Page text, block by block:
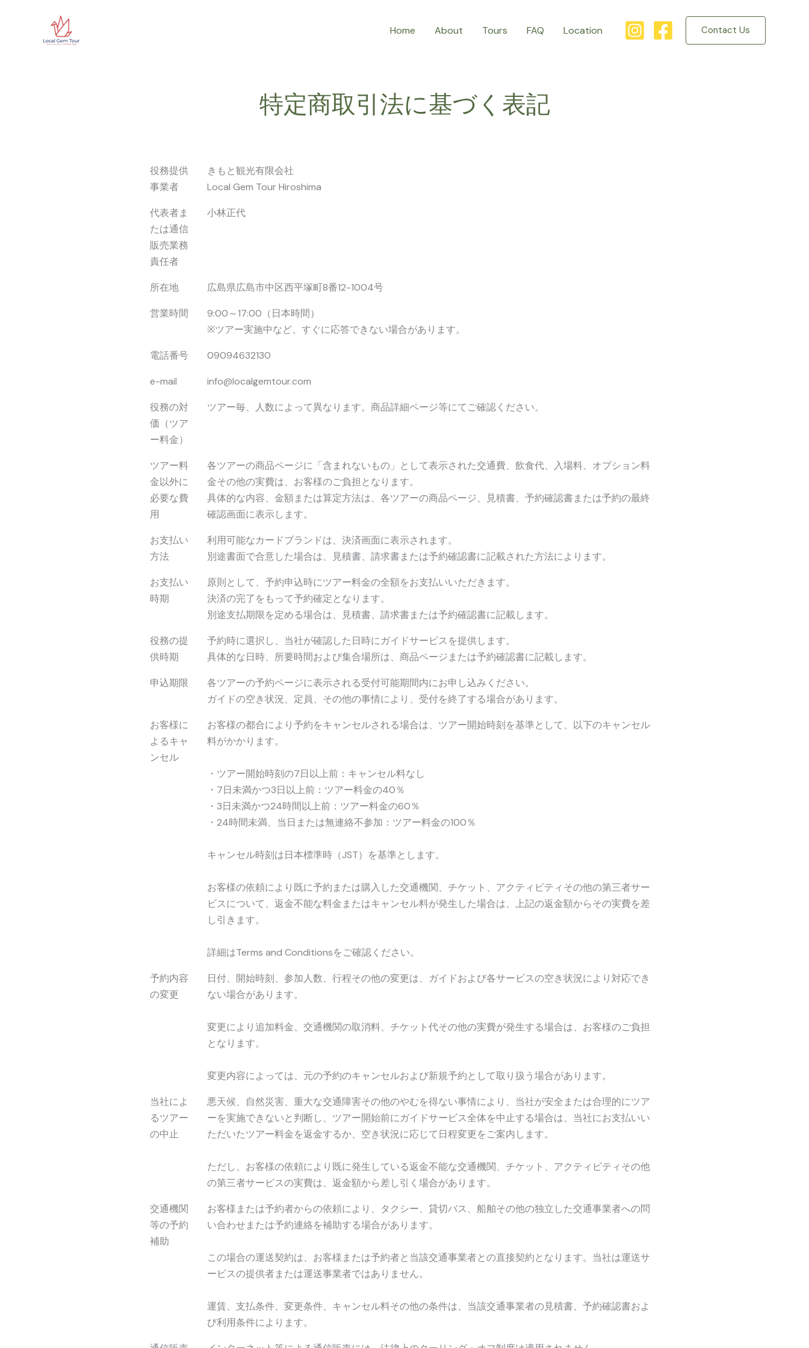
Home About Tours FAQ Location Contact Us
特定商取引法に基づく表記
役務提供
事業者
きもと観光有限会社
Local Gem Tour Hiroshima
代表者ま
たは通信
販売業務
責任者
小林正代
所在地 広島県広島市中区西平塚町8番12-1004号
営業時間
9:00～17:00（日本時間）
※ツアー実施中など、すぐに応答できない場合があります。
電話番号 09094632130
e-mail info@localgemtour.com
役務の対
価（ツア
ー料金）
ツアー毎、人数によって異なります。商品詳細ページ等にてご確認ください。
ツアー料
金以外に
必要な費
用
各ツアーの商品ページに「含まれないもの」として表示された交通費、飲食代、入場料、オプション料
金その他の実費は、お客様のご負担となります。
具体的な内容、金額または算定方法は、各ツアーの商品ページ、見積書、予約確認書または予約の最終
確認画面に表示します。
お支払い
方法
利用可能なカードブランドは、決済画面に表示されます。
別途書面で合意した場合は、見積書、請求書または予約確認書に記載された方法によります。
お支払い
時期
原則として、予約申込時にツアー料金の全額をお支払いいただきます。
決済の完了をもって予約確定となります。
別途支払期限を定める場合は、見積書、請求書または予約確認書に記載します。
役務の提
供時期
予約時に選択し、当社が確認した日時にガイドサービスを提供します。
具体的な日時、所要時間および集合場所は、商品ページまたは予約確認書に記載します。
申込期限
各ツアーの予約ページに表示される受付可能期間内にお申し込みください。
ガイドの空き状況、定員、その他の事情により、受付を終了する場合があります。
お客様に
よるキャ
ンセル
お客様の都合により予約をキャンセルされる場合は、ツアー開始時刻を基準として、以下のキャンセル
料がかかります。
・ツアー開始時刻の7日以上前：キャンセル料なし
・7日未満かつ3日以上前：ツアー料金の40％
・3日未満かつ24時間以上前：ツアー料金の60％
・24時間未満、当日または無連絡不参加：ツアー料金の100％
キャンセル時刻は日本標準時（JST）を基準とします。
お客様の依頼により既に予約または購入した交通機関、チケット、アクティビティその他の第三者サー
ビスについて、返金不能な料金またはキャンセル料が発生した場合は、上記の返金額からその実費を差
し引きます。
詳細はTerms and Conditionsをご確認ください。
予約内容
の変更
日付、開始時刻、参加人数、行程その他の変更は、ガイドおよび各サービスの空き状況により対応でき
ない場合があります。
変更により追加料金、交通機関の取消料、チケット代その他の実費が発生する場合は、お客様のご負担
となります。
変更内容によっては、元の予約のキャンセルおよび新規予約として取り扱う場合があります。
当社によ
るツアー
の中止
悪天候、自然災害、重大な交通障害その他のやむを得ない事情により、当社が安全または合理的にツア
ーを実施できないと判断し、ツアー開始前にガイドサービス全体を中止する場合は、当社にお支払いい
ただいたツアー料金を返金するか、空き状況に応じて日程変更をご案内します。
ただし、お客様の依頼により既に発生している返金不能な交通機関、チケット、アクティビティその他
の第三者サービスの実費は、返金額から差し引く場合があります。
交通機関
等の予約
補助
お客様または予約者からの依頼により、タクシー、貸切バス、船舶その他の独立した交通事業者への問
い合わせまたは予約連絡を補助する場合があります。
この場合の運送契約は、お客様または予約者と当該交通事業者との直接契約となります。当社は運送サ
ービスの提供者または運送事業者ではありません。
運賃、支払条件、変更条件、キャンセル料その他の条件は、当該交通事業者の見積書、予約確認書およ
び利用条件によります。